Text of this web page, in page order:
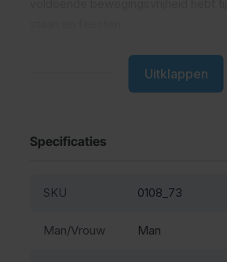
Waarom kiezen voor
Als specialist in lederhosen weten
soepeler naarmate je hem vaker
Uitklappen
Specificaties
SKU 0108_73
Man/Vrouw Man